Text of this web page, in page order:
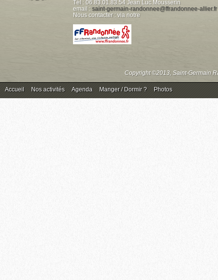
Tél : 06.83.01.83.54 Jean Luc Mousserin
email : saint-germain-randonnee@ffrandonnee-allier.fr
Nous contacter : via notre
Copyright ©2013, Saint-Germain
Accueil Nos activités Agenda Manger / Dormir ? Photos